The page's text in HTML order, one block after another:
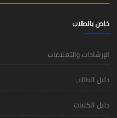
خاص بالطلاب
الإرشادات والتعليمات
دليل الطالب
دليل الكليات